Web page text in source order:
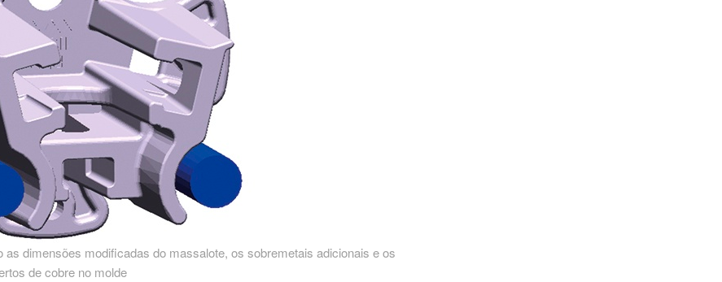
dimensões modificadas do massalote, os sobremetais adicionais e os
de cobre no molde